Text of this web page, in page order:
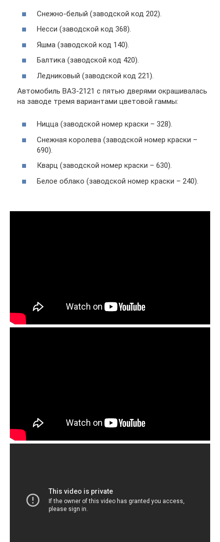
Снежно-белый (заводской код 202).
Несси (заводской код 368).
Яшма (заводской код 140).
Балтика (заводской код 420).
Ледниковый (заводской код 221).
Автомобиль ВАЗ-2121 с пятью дверями окрашивалась
на заводе тремя вариантами цветовой гаммы:
Ницца (заводской номер краски – 328).
Снежная королева (заводской номер краски –
690).
Кварц (заводской номер краски – 630).
Белое облако (заводской номер краски – 240).